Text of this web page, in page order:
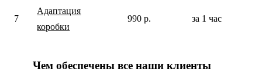
7
Адаптация
коробки
990 р. за 1 час
Чем обеспечены все наши клиенты